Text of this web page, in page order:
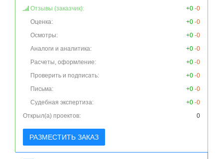
Отзывы (заказчик): +0 -0
Оценка:
+0 -0
Осмотры:
+0 -0
Аналоги и аналитика:
+0 -0
Расчеты, оформление:
+0 -0
Проверить и подписать:
+0 -0
Письма:
+0 -0
Судебная экспертиза:
+0 -0
Открыл(а) проектов:
0
РАЗМЕСТИТЬ ЗАКАЗ